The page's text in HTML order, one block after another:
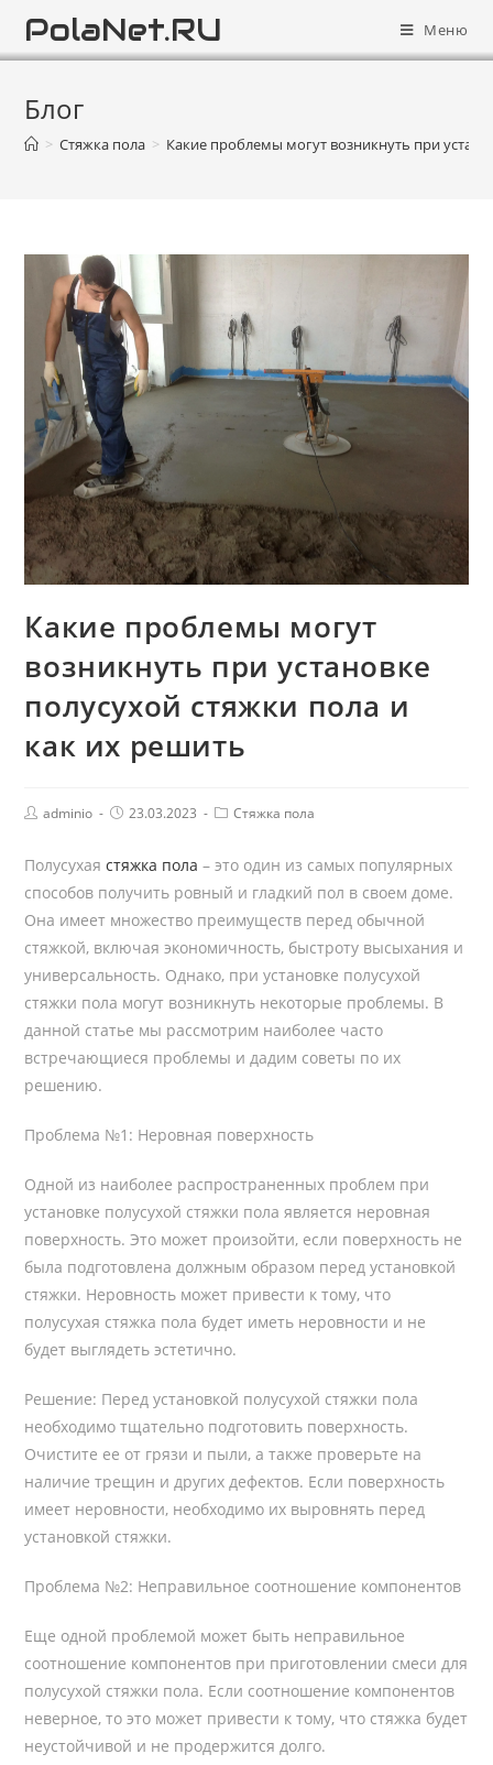
PolaNet.RU Меню
Блог
> Стяжка пола > Какие проблемы могут возникнуть при
Какие проблемы могут
возникнуть при установке
полусухой стяжки пола и
как их решить
adminio 23.03.2023 Стяжка пола
Полусухаястяжка пола – это один из самых популярных
способов получить ровный и гладкий пол в своем доме.
Она имеет множество преимуществ перед обычной
стяжкой, включая экономичность, быстроту высыхания и
универсальность. Однако, при установке полусухой
стяжки пола могут возникнуть некоторые проблемы. В
данной статье мы рассмотрим наиболее часто
встречающиеся проблемы и дадим советы по их
решению.
Проблема №1: Неровная поверхность
Одной из наиболее распространенных проблем при
установке полусухой стяжки пола является неровная
поверхность. Это может произойти, если поверхность не
была подготовлена должным образом перед установкой
стяжки. Неровность может привести к тому, что
полусухая стяжка пола будет иметь неровности и не
будет выглядеть эстетично.
Решение: Перед установкой полусухой стяжки пола
необходимо тщательно подготовить поверхность.
Очистите ее от грязи и пыли, а также проверьте на
наличие трещин и других дефектов. Если поверхность
имеет неровности, необходимо их выровнять перед
установкой стяжки.
Проблема №2: Неправильное соотношение компонентов
Еще одной проблемой может быть неправильное
соотношение компонентов при приготовлении смеси для
полусухой стяжки пола. Если соотношение компонентов
неверное, то это может привести к тому, что стяжка будет
неустойчивой и не продержится долго.